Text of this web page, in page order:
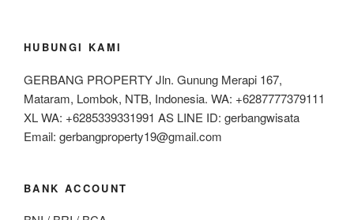
HUBUNGI KAMI
GERBANG PROPERTY Jln. Gunung Merapi 167,
Mataram, Lombok, NTB, Indonesia. WA: +6287777379111
XL WA: +6285339331991 AS LINE ID: gerbangwisata
Email: gerbangproperty19@gmail.com
BANK ACCOUNT